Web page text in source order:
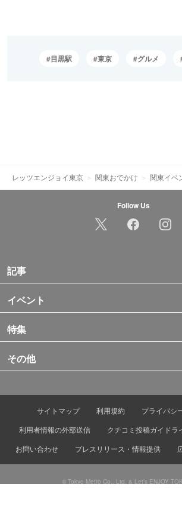
目黒駅 東京 グルメ
レッツエンジョイ東京 関東おでかけ 関東イベ
Follow Us
記事
イベント
特集
その他
サイトマップ 利用規約
プライバシ
利用者情報の外部送信
クチコミ投稿ガイドラ
お問い合わせ
プレスリリース・情報提供
© Tokyo Metro Co., Ltd. & Let’s ENJOY